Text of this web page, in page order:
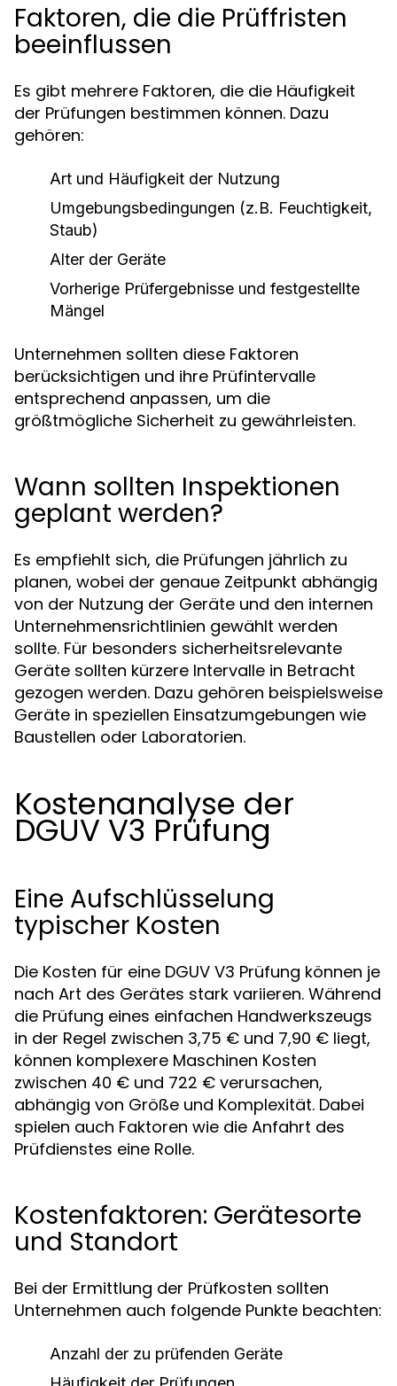
Faktoren, die die Prüffristen
beeinflussen
Es gibt mehrere Faktoren, die die Häufigkeit
der Prüfungen bestimmen können. Dazu
gehören:
Art und Häufigkeit der Nutzung
Umgebungsbedingungen (z.B. Feuchtigkeit,
Staub)
Alter der Geräte
Vorherige Prüfergebnisse und festgestellte
Mängel
Unternehmen sollten diese Faktoren
berücksichtigen und ihre Prüfintervalle
entsprechend anpassen, um die
größtmögliche Sicherheit zu gewährleisten.
Wann sollten Inspektionen
geplant werden?
Es empfiehlt sich, die Prüfungen jährlich zu
planen, wobei der genaue Zeitpunkt abhängig
von der Nutzung der Geräte und den internen
Unternehmensrichtlinien gewählt werden
sollte. Für besonders sicherheitsrelevante
Geräte sollten kürzere Intervalle in Betracht
gezogen werden. Dazu gehören beispielsweise
Geräte in speziellen Einsatzumgebungen wie
Baustellen oder Laboratorien.
Kostenanalyse der
DGUV V3 Prüfung
Eine Aufschlüsselung
typischer Kosten
Die Kosten für eine DGUV V3 Prüfung können je
nach Art des Gerätes stark variieren. Während
die Prüfung eines einfachen Handwerkszeugs
in der Regel zwischen 3,75 € und 7,90 € liegt,
können komplexere Maschinen Kosten
zwischen 40 € und 722 € verursachen,
abhängig von Größe und Komplexität. Dabei
spielen auch Faktoren wie die Anfahrt des
Prüfdienstes eine Rolle.
Kostenfaktoren: Gerätesorte
und Standort
Bei der Ermittlung der Prüfkosten sollten
Unternehmen auch folgende Punkte beachten:
Anzahl der zu prüfenden Geräte